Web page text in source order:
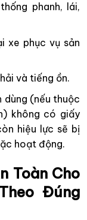
phanh, lái,
xe phục vụ sản
và tiếng ồn.
dùng (nếu thuộc
không có giấy
hiệu lực sẽ bị
hoạt động.
Toàn Cho
Đúng